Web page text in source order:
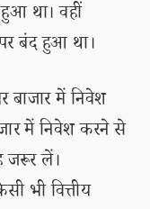
था। वहीं
बंद हुआ था।
में निवेश
में निवेश करने से
जरूर लें।
भी वित्तीय